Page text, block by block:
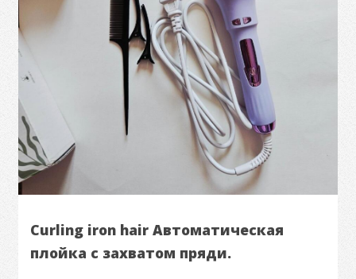
Curling iron hair Автоматическая
плойка с захватом пряди.